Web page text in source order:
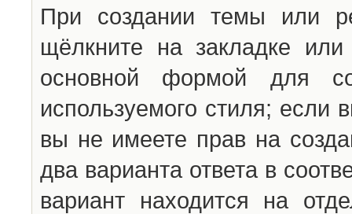
При создании темы или
щёлкните на закладке
основной формой для
используемого стиля; если
вы не имеете прав на
два варианта ответа в
вариант находится на